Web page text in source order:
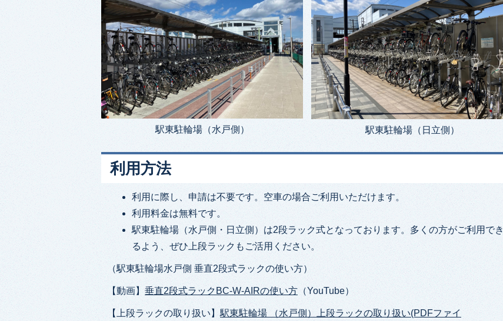
駅東駐輪場（水戸側） 駅東駐輪場（日立側）
利用方法
利用に際し、申請は不要です。空車の場合ご利用いただけます。
利用料金は無料です。
駅東駐輪場（水戸側・日立側）は2段ラック式となっております。多くの方がご利用でき
るよう、ぜひ上段ラックもご活用ください。
（駅東駐輪場水戸側 垂直2段式ラックの使い方）
【動画】 垂直2段式ラックBC-W-AIRの使い方 （YouTube）
【上段ラックの取り扱い】 駅東駐輪場 （水戸側）上段ラックの取り扱い(PDFファイ